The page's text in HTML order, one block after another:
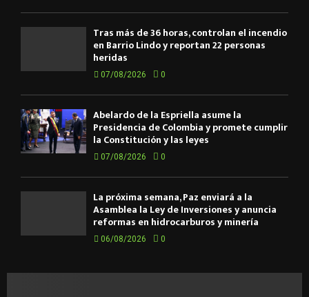
Tras más de 36 horas, controlan el incendio
en Barrio Lindo y reportan 22 personas
heridas
07/08/2026 0
Abelardo de la Espriella asume la
Presidencia de Colombia y promete cumplir
la Constitución y las leyes
07/08/2026 0
La próxima semana, Paz enviará a la
Asamblea la Ley de Inversiones y anuncia
reformas en hidrocarburos y minería
06/08/2026 0